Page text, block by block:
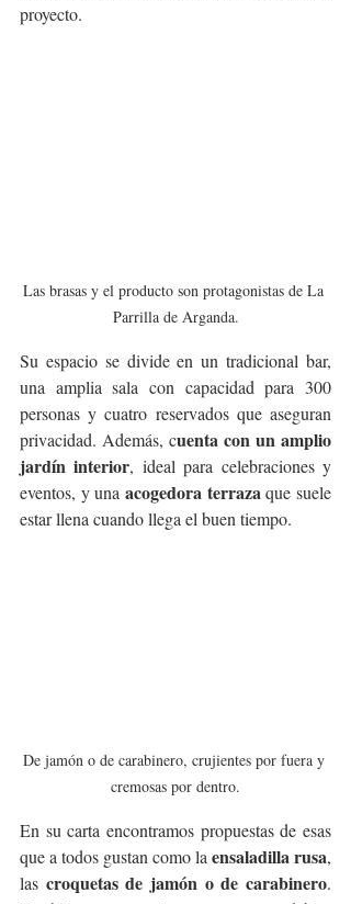
proyecto.
Las brasas y el producto son protagonistas de La
Parrilla de Arganda.
Su espacio se divide en un tradicional bar,
una amplia sala con capacidad para 300
personas y cuatro reservados que aseguran
privacidad. Además, cuenta con un amplio
jardín interior, ideal para celebraciones y
eventos, y una acogedora terraza que suele
estar llena cuando llega el buen tiempo.
De jamón o de carabinero, crujientes por fuera y
cremosas por dentro.
En su carta encontramos propuestas de esas
que a todos gustan como la ensaladilla rusa,
las croquetas de jamón o de carabinero.